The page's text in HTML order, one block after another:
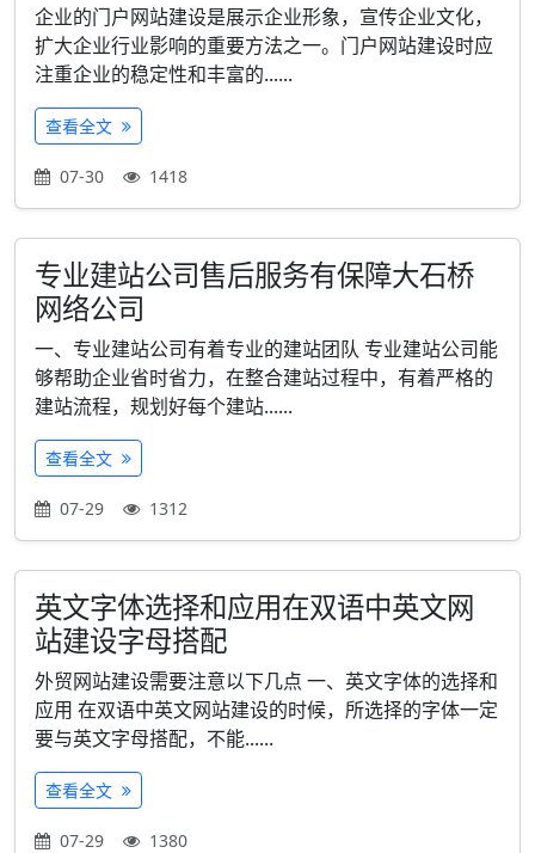
企业的门户网站建设是展示企业形象，宣传企业文化，
扩大企业行业影响的重要方法之一。门户网站建设时应
注重企业的稳定性和丰富的......
查看全文
07-30 1418
专业建站公司售后服务有保障大石桥
网络公司
一、专业建站公司有着专业的建站团队 专业建站公司能
够帮助企业省时省力，在整合建站过程中，有着严格的
建站流程，规划好每个建站......
查看全文
07-29 1312
英文字体选择和应用在双语中英文网
站建设字母搭配
外贸网站建设需要注意以下几点 一、英文字体的选择和
应用 在双语中英文网站建设的时候，所选择的字体一定
要与英文字母搭配，不能......
查看全文
07-29 1380